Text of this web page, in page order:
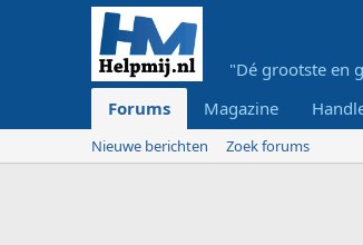
"Dé grootste en
Forums
Magazine
Nieuwe berichten Zoek forums